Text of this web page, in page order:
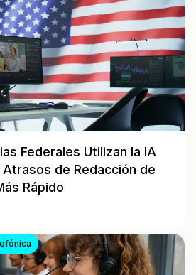
Federales Utilizan la IA
Atrasos de Redacción de
Rápido